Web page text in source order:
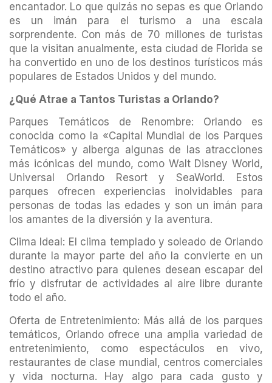
encantador. Lo que quizás no sepas es que Orlando
es un imán para el turismo a una escala
sorprendente. Con más de 70 millones de turistas
que la visitan anualmente, esta ciudad de Florida se
ha convertido en uno de los destinos turísticos más
populares de Estados Unidos y del mundo.
¿Qué Atrae a Tantos Turistas a Orlando?
Parques Temáticos de Renombre: Orlando es
conocida como la «Capital Mundial de los Parques
Temáticos» y alberga algunas de las atracciones
más icónicas del mundo, como Walt Disney World,
Universal Orlando Resort y SeaWorld. Estos
parques ofrecen experiencias inolvidables para
personas de todas las edades y son un imán para
los amantes de la diversión y la aventura.
Clima Ideal: El clima templado y soleado de Orlando
durante la mayor parte del año la convierte en un
destino atractivo para quienes desean escapar del
frío y disfrutar de actividades al aire libre durante
todo el año.
Oferta de Entretenimiento: Más allá de los parques
temáticos, Orlando ofrece una amplia variedad de
entretenimiento, como espectáculos en vivo,
restaurantes de clase mundial, centros comerciales
y vida nocturna. Hay algo para cada gusto y